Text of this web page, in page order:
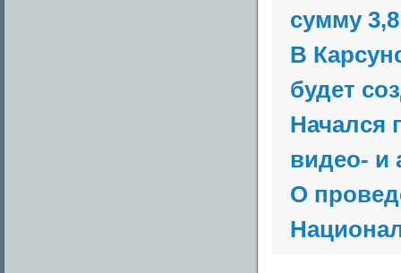
сумму
В
будет
Начался
видео- и
О